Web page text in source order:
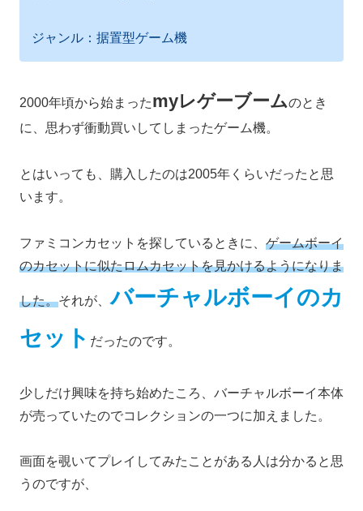
ジャンル：据置型ゲーム機
2000年頃から始まったmyレゲーブームのとき
に、思わず衝動買いしてしまったゲーム機。
とはいっても、購入したのは2005年くらいだったと思
います。
ファミコンカセットを探しているときに、 ゲームボーイ
のカセットに似たロムカセットを見かけるようになりま
した。それが、バーチャルボーイのカ
セット だったのです。
少しだけ興味を持ち始めたころ、バーチャルボーイ本体
が売っていたのでコレクションの一つに加えました。
画面を覗いてプレイしてみたことがある人は分かると思
うのですが、